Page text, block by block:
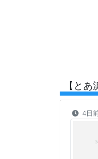
【と
4日